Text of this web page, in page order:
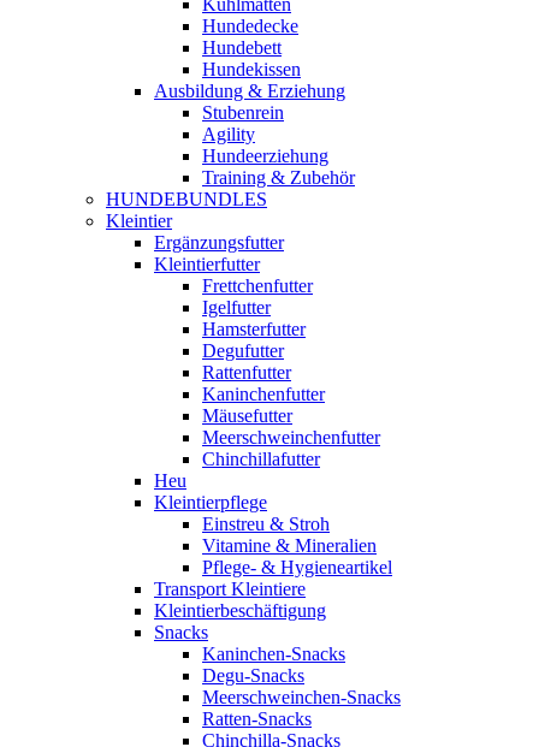
Kühlmatten
Hundedecke
Hundebett
Hundekissen
Ausbildung & Erziehung
Stubenrein
Agility
Hundeerziehung
Training & Zubehör
HUNDEBUNDLES
Kleintier
Ergänzungsfutter
Kleintierfutter
Frettchenfutter
Igelfutter
Hamsterfutter
Degufutter
Rattenfutter
Kaninchenfutter
Mäusefutter
Meerschweinchenfutter
Chinchillafutter
Heu
Kleintierpflege
Einstreu & Stroh
Vitamine & Mineralien
Pflege- & Hygieneartikel
Transport Kleintiere
Kleintierbeschäftigung
Snacks
Kaninchen-Snacks
Degu-Snacks
Meerschweinchen-Snacks
Ratten-Snacks
Chinchilla-Snacks